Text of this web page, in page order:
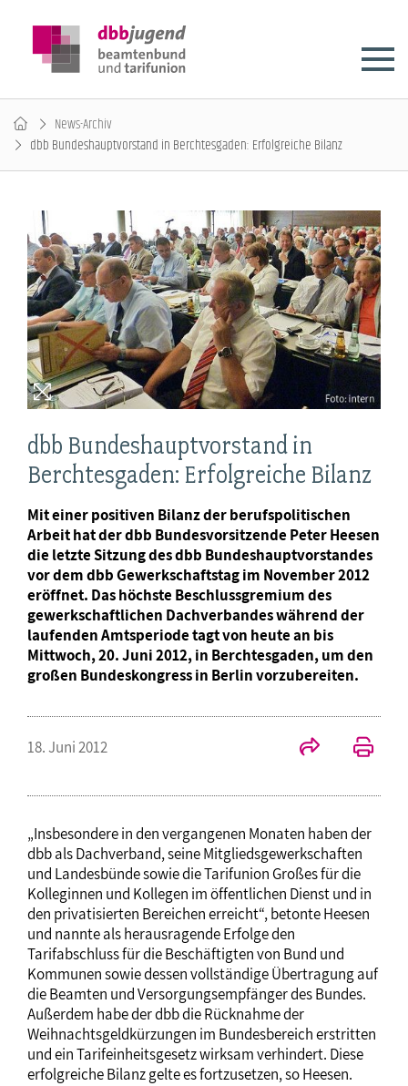
News-Archiv
dbb Bundeshauptvorstand in Berchtesgaden: Erfolgreiche Bilanz
dbb Bundeshauptvorstand in
Berchtesgaden: Erfolgreiche Bilanz
Mit einer positiven Bilanz der berufspolitischen
Arbeit hat der dbb Bundesvorsitzende Peter Heesen
die letzte Sitzung des dbb Bundeshauptvorstandes
vor dem dbb Gewerkschaftstag im November 2012
eröffnet. Das höchste Beschlussgremium des
gewerkschaftlichen Dachverbandes während der
laufenden Amtsperiode tagt von heute an bis
Mittwoch, 20. Juni 2012, in Berchtesgaden, um den
großen Bundeskongress in Berlin vorzubereiten.
18. Juni 2012
„Insbesondere in den vergangenen Monaten haben der
dbb als Dachverband, seine Mitgliedsgewerkschaften
und Landesbünde sowie die Tarifunion Großes für die
Kolleginnen und Kollegen im öffentlichen Dienst und in
den privatisierten Bereichen erreicht“, betonte Heesen
und nannte als herausragende Erfolge den
Tarifabschluss für die Beschäftigten von Bund und
Kommunen sowie dessen vollständige Übertragung auf
die Beamten und Versorgungsempfänger des Bundes.
Außerdem habe der dbb die Rücknahme der
Weihnachtsgeldkürzungen im Bundesbereich erstritten
und ein Tarifeinheitsgesetz wirksam verhindert. Diese
erfolgreiche Bilanz gelte es fortzusetzen, so Heesen.